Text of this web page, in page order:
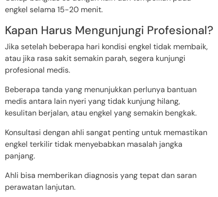
engkel selama 15-20 menit.
Kapan Harus Mengunjungi Profesional?
Jika setelah beberapa hari kondisi engkel tidak membaik,
atau jika rasa sakit semakin parah, segera kunjungi
profesional medis.
Beberapa tanda yang menunjukkan perlunya bantuan
medis antara lain nyeri yang tidak kunjung hilang,
kesulitan berjalan, atau engkel yang semakin bengkak.
Konsultasi dengan ahli sangat penting untuk memastikan
engkel terkilir tidak menyebabkan masalah jangka
panjang.
Ahli bisa memberikan diagnosis yang tepat dan saran
perawatan lanjutan.